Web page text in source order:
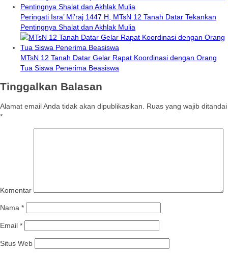
Peringati Isra’ Mi’raj 1447 H, MTsN 12 Tanah Datar Tekankan
Pentingnya Shalat dan Akhlak Mulia
MTsN 12 Tanah Datar Gelar Rapat Koordinasi dengan Orang
Tua Siswa Penerima Beasiswa
Tinggalkan Balasan
Alamat email Anda tidak akan dipublikasikan. Ruas yang wajib ditandai
*
Komentar
Nama *
Email *
Situs Web